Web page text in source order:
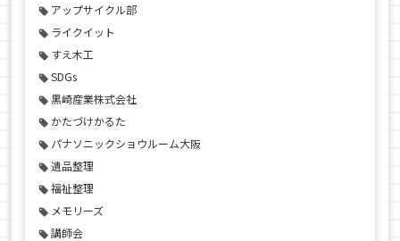
アップサイクル部
ライクイット
すえ木工
SDGs
黒崎産業株式会社
かたづけかるた
パナソニックショウルーム大阪
遺品整理
福祉整理
メモリーズ
講師会